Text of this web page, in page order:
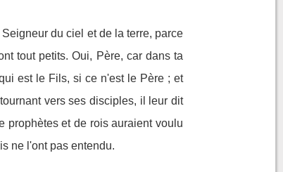
du ciel et de la terre, parce
tout petits. Oui, Père, car dans ta
est le Fils, si ce n'est le Père ; et
vers ses disciples, il leur dit
prophètes et de rois auraient voulu
ne l'ont pas entendu.